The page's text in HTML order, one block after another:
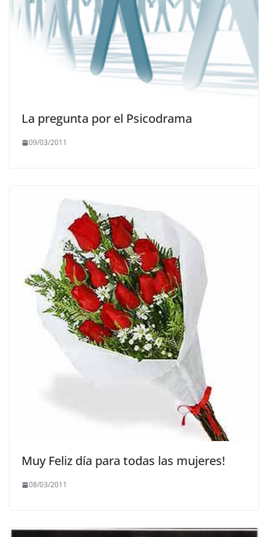
La pregunta por el Psicodrama
09/03/2011
Muy Feliz día para todas las mujeres!
08/03/2011